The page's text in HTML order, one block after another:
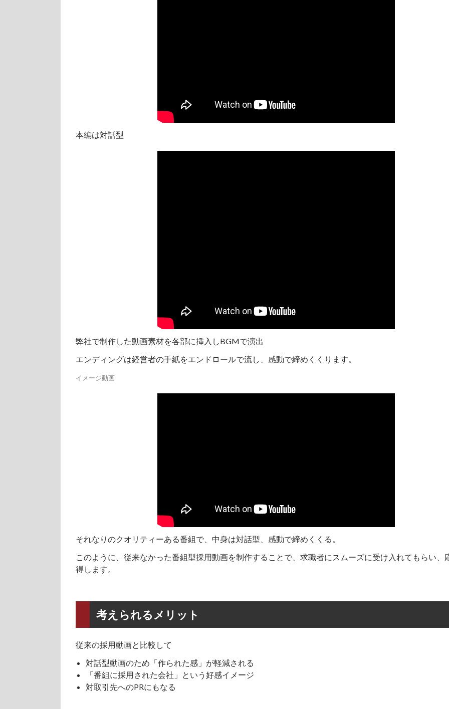
本編は対話型
弊社で制作した動画素材を各部に挿入しBGMで演出
エンディングは経営者の手紙をエンドロールで流し、感動で締めくくります。
イメージ動画
それなりのクオリティーある番組で、中身は対話型、感動で締めくくる。
このように、従来なかった番組型採用動画を制作することで、求職者にスムーズに受け入れてもらい、
得します。
考えられるメリット
従来の採用動画と比較して
対話型動画のため「作られた感」が軽減される
「番組に採用された会社」という好感イメージ
対取引先へのPRにもなる